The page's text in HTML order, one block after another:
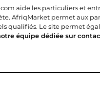
aide les particuliers et
AfriqMarket permet aux
qualifiés. Le site permet
équipe dédiée sur